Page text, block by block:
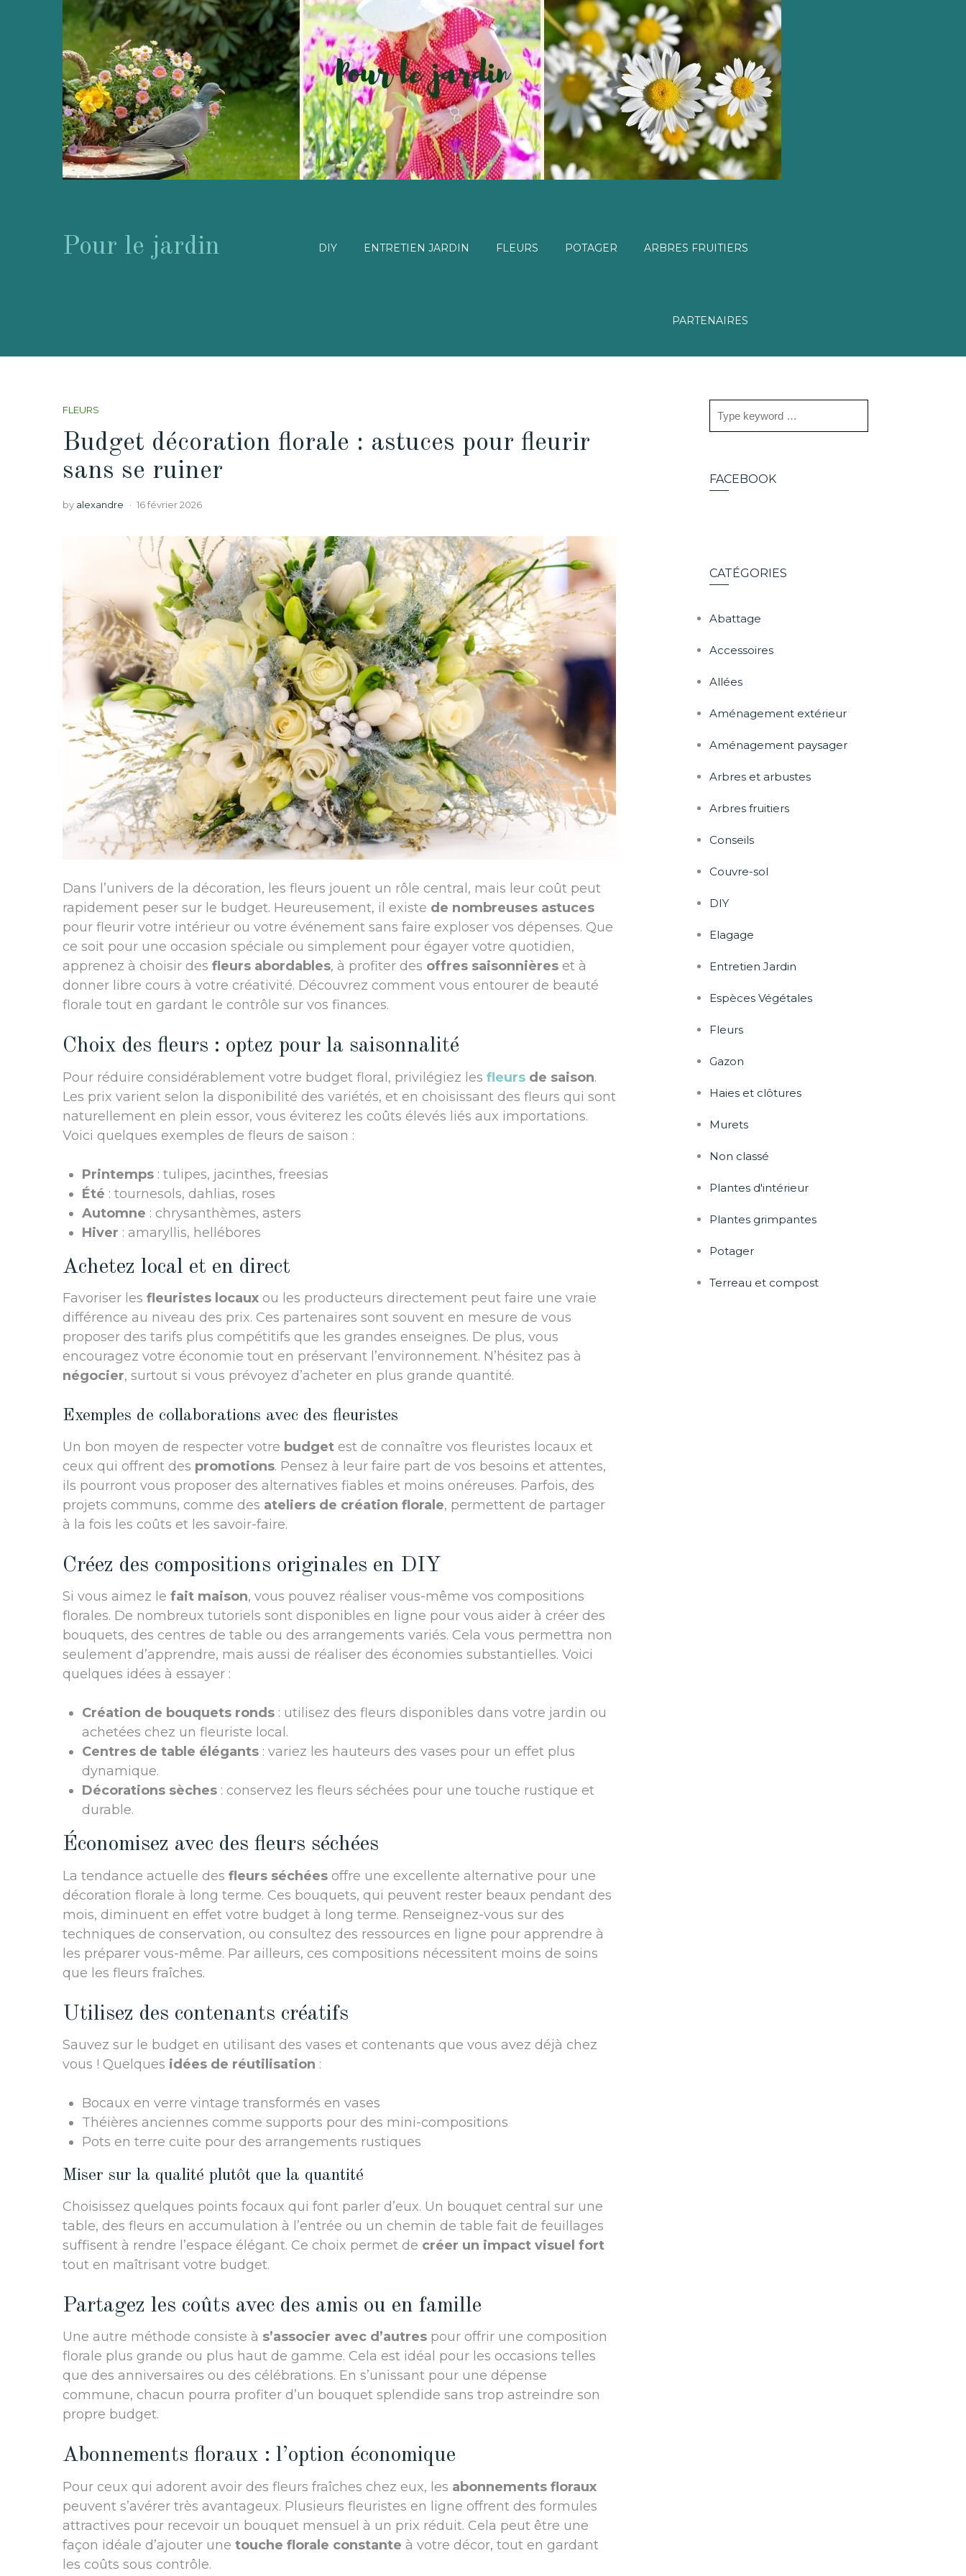
Pour le jardin DIY ENTRETIEN JARDIN FLEURS POTAGER ARBRES FRUITIERS
PARTENAIRES
FLEURS
Budget décoration florale : astuces pour fleurir
sans se ruiner
by alexandre 16 février 2026
Dans l’univers de la décoration, les fleurs jouent un rôle central, mais leur coût peut
rapidement peser sur le budget. Heureusement, il existe de nombreuses astuces
pour fleurir votre intérieur ou votre événement sans faire exploser vos dépenses. Que
ce soit pour une occasion spéciale ou simplement pour égayer votre quotidien,
apprenez à choisir des fleurs abordables, à profiter des offres saisonnières et à
donner libre cours à votre créativité. Découvrez comment vous entourer de beauté
florale tout en gardant le contrôle sur vos finances.
Choix des fleurs : optez pour la saisonnalité
Pour réduire considérablement votre budget floral, privilégiez les fleurs de saison.
Les prix varient selon la disponibilité des variétés, et en choisissant des fleurs qui sont
naturellement en plein essor, vous éviterez les coûts élevés liés aux importations.
Voici quelques exemples de fleurs de saison :
Printemps : tulipes, jacinthes, freesias
Été : tournesols, dahlias, roses
Automne : chrysanthèmes, asters
Hiver : amaryllis, hellébores
Achetez local et en direct
Favoriser les fleuristes locaux ou les producteurs directement peut faire une vraie
différence au niveau des prix. Ces partenaires sont souvent en mesure de vous
proposer des tarifs plus compétitifs que les grandes enseignes. De plus, vous
encouragez votre économie tout en préservant l’environnement. N’hésitez pas à
négocier, surtout si vous prévoyez d’acheter en plus grande quantité.
Exemples de collaborations avec des fleuristes
Un bon moyen de respecter votre budget est de connaître vos fleuristes locaux et
ceux qui offrent des promotions. Pensez à leur faire part de vos besoins et attentes,
ils pourront vous proposer des alternatives fiables et moins onéreuses. Parfois, des
projets communs, comme des ateliers de création florale, permettent de partager
à la fois les coûts et les savoir-faire.
Créez des compositions originales en DIY
Si vous aimez le fait maison, vous pouvez réaliser vous-même vos compositions
florales. De nombreux tutoriels sont disponibles en ligne pour vous aider à créer des
bouquets, des centres de table ou des arrangements variés. Cela vous permettra non
seulement d’apprendre, mais aussi de réaliser des économies substantielles. Voici
quelques idées à essayer :
Création de bouquets ronds : utilisez des fleurs disponibles dans votre jardin ou
achetées chez un fleuriste local.
Centres de table élégants : variez les hauteurs des vases pour un effet plus
dynamique.
Décorations sèches : conservez les fleurs séchées pour une touche rustique et
durable.
Économisez avec des fleurs séchées
La tendance actuelle des fleurs séchées offre une excellente alternative pour une
décoration florale à long terme. Ces bouquets, qui peuvent rester beaux pendant des
mois, diminuent en effet votre budget à long terme. Renseignez-vous sur des
techniques de conservation, ou consultez des ressources en ligne pour apprendre à
les préparer vous-même. Par ailleurs, ces compositions nécessitent moins de soins
que les fleurs fraîches.
Utilisez des contenants créatifs
Sauvez sur le budget en utilisant des vases et contenants que vous avez déjà chez
vous ! Quelques idées de réutilisation :
Bocaux en verre vintage transformés en vases
Théières anciennes comme supports pour des mini-compositions
Pots en terre cuite pour des arrangements rustiques
Miser sur la qualité plutôt que la quantité
Choisissez quelques points focaux qui font parler d’eux. Un bouquet central sur une
table, des fleurs en accumulation à l’entrée ou un chemin de table fait de feuillages
suffisent à rendre l’espace élégant. Ce choix permet de créer un impact visuel fort
tout en maîtrisant votre budget.
Partagez les coûts avec des amis ou en famille
Une autre méthode consiste à s’associer avec d’autres pour offrir une composition
florale plus grande ou plus haut de gamme. Cela est idéal pour les occasions telles
que des anniversaires ou des célébrations. En s’unissant pour une dépense
commune, chacun pourra profiter d’un bouquet splendide sans trop astreindre son
propre budget.
Abonnements floraux : l’option économique
Pour ceux qui adorent avoir des fleurs fraîches chez eux, les abonnements floraux
peuvent s’avérer très avantageux. Plusieurs fleuristes en ligne offrent des formules
attractives pour recevoir un bouquet mensuel à un prix réduit. Cela peut être une
façon idéale d’ajouter une touche florale constante à votre décor, tout en gardant
les coûts sous contrôle.
FACEBOOK
CATÉGORIES
Abattage
Accessoires
Allées
Aménagement extérieur
Aménagement paysager
Arbres et arbustes
Arbres fruitiers
Conseils
Couvre-sol
DIY
Elagage
Entretien Jardin
Espèces Végétales
Fleurs
Gazon
Haies et clôtures
Murets
Non classé
Plantes d'intérieur
Plantes grimpantes
Potager
Terreau et compost